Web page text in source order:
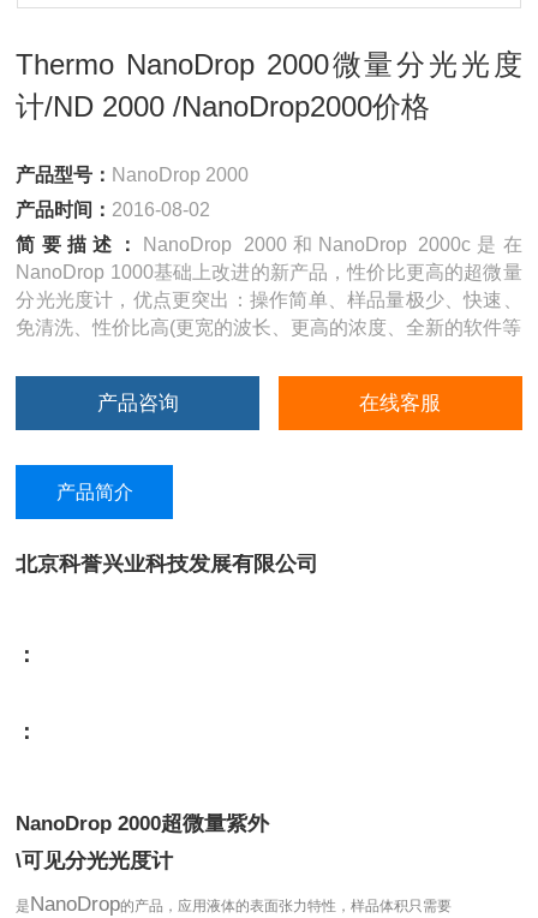
Thermo NanoDrop 2000微量分光光度
计/ND 2000 /NanoDrop2000价格
产品型号： NanoDrop 2000
产品时间： 2016-08-02
简要描述： NanoDrop 2000和NanoDrop 2000c是在
NanoDrop 1000基础上改进的新产品，性价比更高的超微量
分光光度计，优点更突出：操作简单、样品量极少、快速、
免清洗、性价比高(更宽的波长、更高的浓度、全新的软件等
产品咨询 在线客服
产品简介
北京科誉兴业科技发展有限公司
：
：
NanoDrop 2000超微量紫外
\可见分光光度计
是 NanoDrop的产品，应用液体的表面张力特性，样品体积只需要